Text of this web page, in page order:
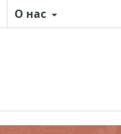
О нас